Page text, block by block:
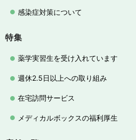
感染症対策について
特集
薬学実習生を受け入れています
週休2.5日以上への取り組み
在宅訪問サービス
メディカルボックスの福利厚生